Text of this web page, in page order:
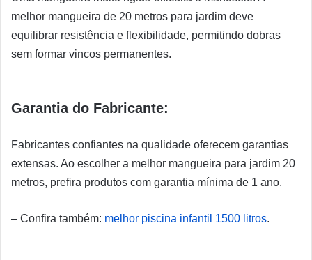
melhor mangueira de 20 metros para jardim deve
equilibrar resistência e flexibilidade, permitindo dobras
sem formar vincos permanentes.
Garantia do Fabricante:
Fabricantes confiantes na qualidade oferecem garantias
extensas. Ao escolher a melhor mangueira para jardim 20
metros, prefira produtos com garantia mínima de 1 ano.
– Confira também: melhor piscina infantil 1500 litros.